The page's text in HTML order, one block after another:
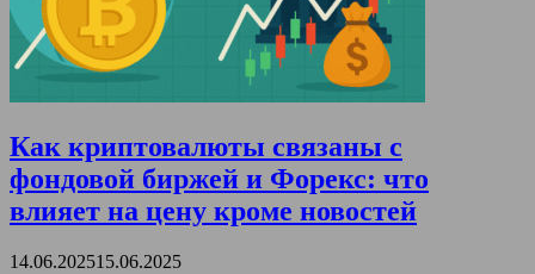
Как криптовалюты связаны с
фондовой биржей и Форекс: что
влияет на цену кроме новостей
14.06.202515.06.2025